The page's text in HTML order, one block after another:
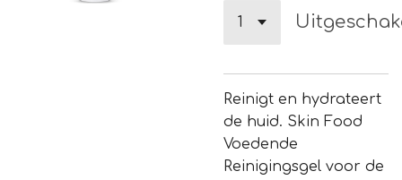
Reinigt en hydrateert
de huid. Skin Food
Voedende
Reinigingsgel voor de